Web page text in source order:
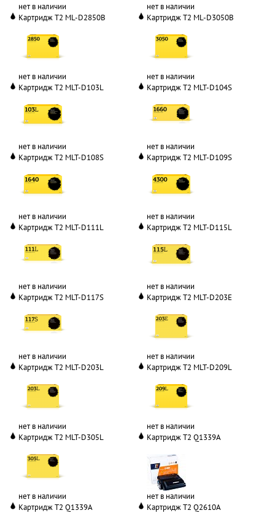
нет в наличии
нет в наличии
Картридж T2 ML-D2850B
нет в наличии
Картридж T2 ML-D3050B
нет в наличии
Картридж T2 MLT-D103L
нет в наличии
Картридж T2 MLT-D104S
нет в наличии
Картридж T2 MLT-D108S
нет в наличии
Картридж T2 MLT-D109S
нет в наличии
Картридж T2 MLT-D111L
нет в наличии
Картридж T2 MLT-D115L
нет в наличии
Картридж T2 MLT-D117S
нет в наличии
Картридж T2 MLT-D203E
нет в наличии
Картридж T2 MLT-D203L
нет в наличии
Картридж T2 MLT-D209L
нет в наличии
Картридж T2 MLT-D305L
нет в наличии
Картридж T2 Q1339A
нет в наличии
Картридж T2 Q1339A
Картридж T2 Q2610A